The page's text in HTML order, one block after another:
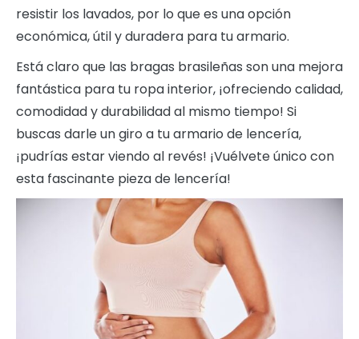
resistir los lavados, por lo que es una opción
económica, útil y duradera para tu armario.
Está claro que las bragas brasileñas son una mejora
fantástica para tu ropa interior, ¡ofreciendo calidad,
comodidad y durabilidad al mismo tiempo! Si
buscas darle un giro a tu armario de lencería,
¡pudrías estar viendo al revés! ¡Vuélvete único con
esta fascinante pieza de lencería!